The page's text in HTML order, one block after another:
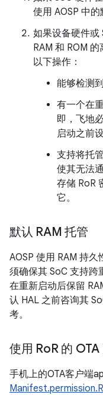
使用 AOSP 中
如果设备硬件或
RAM 和 ROM
以下操作：
能够检测
有一个在
即，飞地
启动之前
支持将托
使其无法
存储 RoR
它。
默认 RAM 托管
AOSP 使用 RAM 持
须确保其 SoC 支持跨
在重新启动后保留
认 HAL 之前咨询其
考。
使用 RoR 的
手机上的OTA客户端